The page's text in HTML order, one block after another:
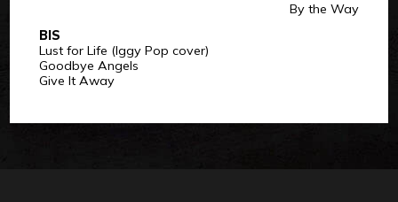
By the Way
BIS
Lust for Life (Iggy Pop cover)
Goodbye Angels
Give It Away